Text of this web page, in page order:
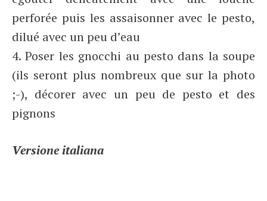
perforée puis les assaisonner avec le pesto,
dilué avec un peu d’eau
4. Poser les gnocchi au pesto dans la soupe
(ils seront plus nombreux que sur la photo
;-), décorer avec un peu de pesto et des
pignons
Versione italiana